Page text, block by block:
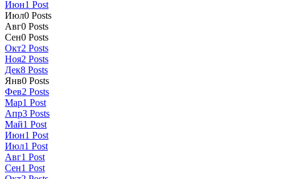
Июн1 Post
Июл0 Posts
Авг0 Posts
Сен0 Posts
Окт2 Posts
Ноя2 Posts
Дек8 Posts
Янв0 Posts
Фев2 Posts
Мар1 Post
Апр3 Posts
Май1 Post
Июн1 Post
Июл1 Post
Авг1 Post
Сен1 Post